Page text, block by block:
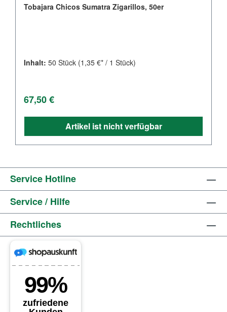
Tobajara Chicos Sumatra Zigarillos, 50er
Inhalt: 50 Stück (1,35 €* / 1 Stück)
Regulärer Preis:
67,50 €
Artikel ist nicht verfügbar
Service Hotline
Service / Hilfe
Rechtliches